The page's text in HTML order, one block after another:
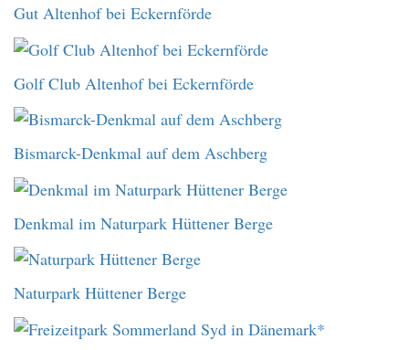
Gut Altenhof bei Eckernförde
Golf Club Altenhof bei Eckernförde
Bismarck-Denkmal auf dem Aschberg
Denkmal im Naturpark Hüttener Berge
Naturpark Hüttener Berge